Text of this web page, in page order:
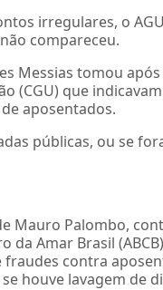
irregulares, o
compareceu.
Messias tomou
(CGU) que
aposentados.
públicas, ou se
Mauro Palombo,
Amar Brasil
contra
houve lavagem de